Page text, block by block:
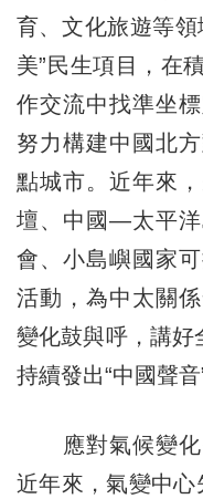
育、文化旅遊等
美”民生項目，在
作交流中找準坐
努力構建中國北
點城市。近年來
壇、中國—太平洋
會、小島嶼國家
活動，為中太關
變化鼓與呼，講好
持續發出“中國聲音”
應對氣候變化
近年來，氣變中